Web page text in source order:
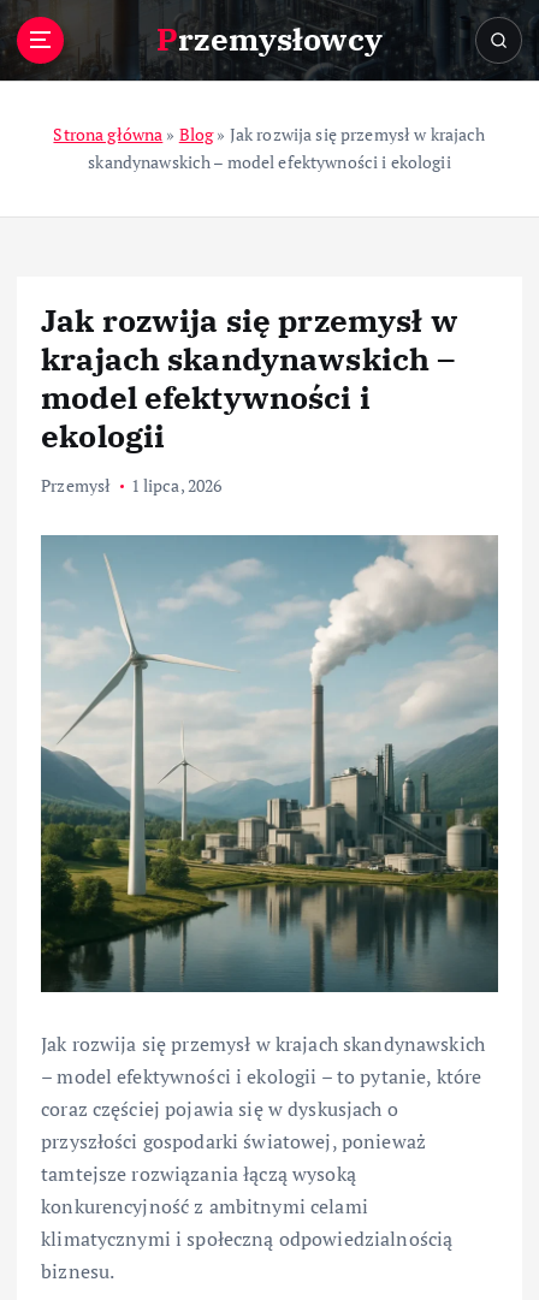
Przemysłowcy
Strona główna » Blog» Jak rozwija się przemysł w krajach
skandynawskich – model efektywności i ekologii
Jak rozwija się przemysł w
krajach skandynawskich –
model efektywności i
ekologii
Przemysł 1 lipca, 2026
Jak rozwija się przemysł w krajach skandynawskich
– model efektywności i ekologii – to pytanie, które
coraz częściej pojawia się w dyskusjach o
przyszłości gospodarki światowej, ponieważ
tamtejsze rozwiązania łączą wysoką
konkurencyjność z ambitnymi celami
klimatycznymi i społeczną odpowiedzialnością
biznesu.